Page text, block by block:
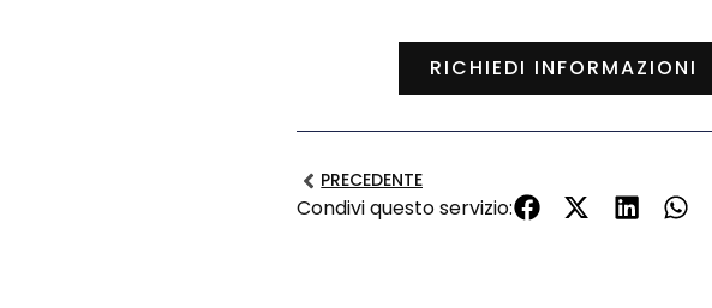
RICHIEDI INFORMAZIONI
PRECEDENTE
Condivi questo servizio: